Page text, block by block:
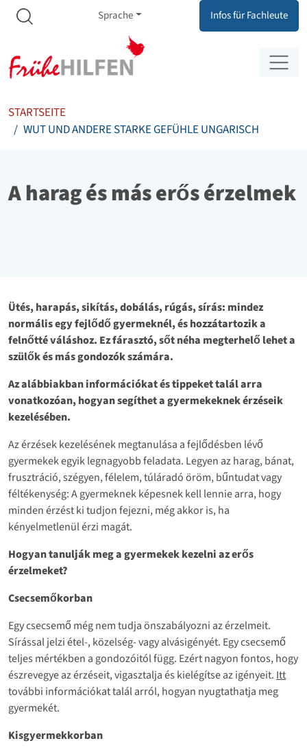
Zum Inhalt springen
Zur Navigation springen
Meta Navigation
Sprache Infos für Fachleute
STARTSEITE
WUT UND ANDERE STARKE GEFÜHLE UNGARISCH
A harag és más erős érzelmek
Ütés, harapás, sikítás, dobálás, rúgás, sírás: mindez
normális egy fejlődő gyermeknél, és hozzátartozik a
felnőtté váláshoz. Ez fárasztó, sőt néha megterhelő lehet a
szülők és más gondozók számára.
Az alábbiakban információkat és tippeket talál arra
vonatkozóan, hogyan segíthet a gyermekeknek érzéseik
kezelésében.
Az érzések kezelésének megtanulása a fejlődésben lévő
gyermekek egyik legnagyobb feladata. Legyen az harag, bánat,
frusztráció, szégyen, félelem, túláradó öröm, bűntudat vagy
féltékenység: A gyermeknek képesnek kell lennie arra, hogy
minden érzést ki tudjon fejezni, még akkor is, ha
kényelmetlenül érzi magát.
Hogyan tanulják meg a gyermekek kezelni az erős
érzelmeket?
Csecsemőkorban
Egy csecsemő még nem tudja önszabályozni az érzelmeit.
Sírással jelzi étel-, közelség- vagy alvásigényét. Egy csecsemő
teljes mértékben a gondozóitól függ. Ezért nagyon fontos, hogy
észrevegye az érzéseit, vigasztalja és kielégítse az igényeit. Itt
további információkat talál arról, hogyan nyugtathatja meg
gyermekét.
Kisgyermekkorban